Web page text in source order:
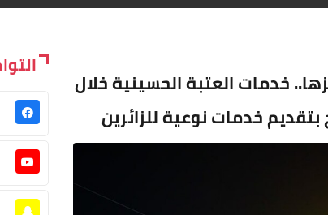
خدمات العتبة الحسينية خلال
خدمات نوعية للزائرين